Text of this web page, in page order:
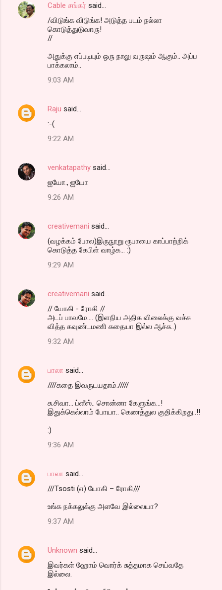
Cable சங்கர் said…
/விடுங்க விடுங்க! அடுத்த படம் நல்லா
கொடுத்துடுவாரு!
//
அதுக்கு எப்படியும் ஒரு நாலு வருஷம் ஆகும்.. அப்ப
பாக்கலாம்..
9:03 AM
Raju said…
:-(
9:22 AM
venkatapathy said…
ஐயோ., ஐயோ
9:26 AM
creativemani said…
(வழக்கம் போல)இருநூறு ரூபாயை காப்பாற்றிக்
கொடுத்த கேபிள் வாழ்க... :)
9:29 AM
creativemani said…
// யோகி - ரோகி //
அடப் பாவமே.... (இளநிய அதிக விலைக்கு வச்சு
வித்த கவுண்டமணி கதையா இல்ல ஆச்சு..)
9:32 AM
பாலா said…
////கதை இவருடயதாம்./////
சு.சிவா... ப்ளீஸ்.. சொன்னா கேளுங்க...!
இதுக்கெல்லாம் போயா.. கெணத்துல குதிக்கிறது..!!
:)
9:36 AM
பாலா said…
///Tsosti (எ) யோகி – ரோகி///
உங்க நக்கலுக்கு அளவே இல்லையா?
9:37 AM
Unknown said…
இவர்கள் ஹோம் வொர்க் சுத்தமாக செய்வதே
இல்லை.